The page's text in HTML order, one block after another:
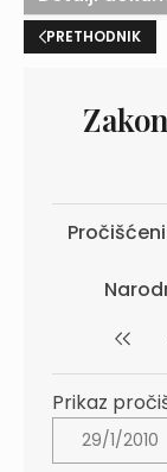
PRETHODNIK
Prikaz